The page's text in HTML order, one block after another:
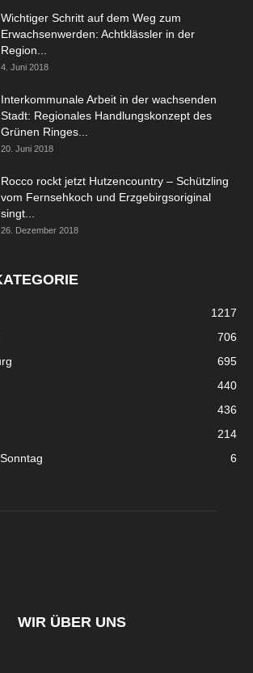
Wichtiger Schritt auf dem Weg zum
Erwachsenwerden: Achtklässler in der
Region...
4. Juni 2018
Interkommunale Arbeit in der wachsenden
Stadt: Regionales Handlungskonzept des
Grünen Ringes...
20. Juni 2018
Rocco rockt jetzt Hutzencountry – Schützling
vom Fernsehkoch und Erzgebirgsoriginal
singt...
26. Dezember 2018
1217
706
695
440
436
214
6
WIR ÜBER UNS